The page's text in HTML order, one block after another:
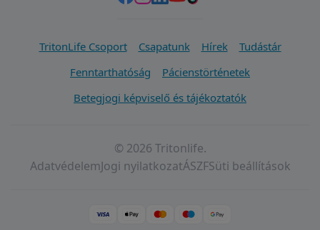
TritonLife Csoport Csapatunk Hírek
Tudástár
Fenntarthatóság
Pácienstörténetek
Betegjogi képviselő és tájékoztatók
© 2026 Tritonlife.
AdatvédelemJogi nyilatkozatÁSZFSüti beállítások